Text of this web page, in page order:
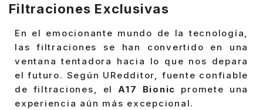
Filtraciones Exclusivas
En el emocionante mundo de la tecnología,
las filtraciones se han convertido en una
ventana tentadora hacia lo que nos depara
el futuro. Según URedditor, fuente confiable
de filtraciones, el
A17 Bionic
promete una
experiencia aún más excepcional.